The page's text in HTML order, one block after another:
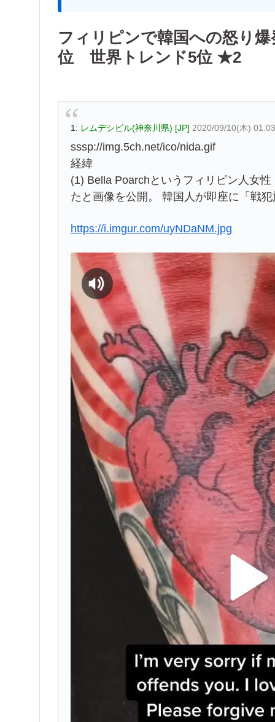
フィリピンで韓国への怒り
位 世界トレンド5位 ★2
1: レムデシビル(神奈川県) [JP] 2020/09/10(木)
sssp://img.5ch.net/ico/nida.gif
経緯
(1) Bella Poarchというフィリピン人女
たと画像を公開。 韓国人が即座に「戦
https://i.imgur.com/uyNDaNM.jpg